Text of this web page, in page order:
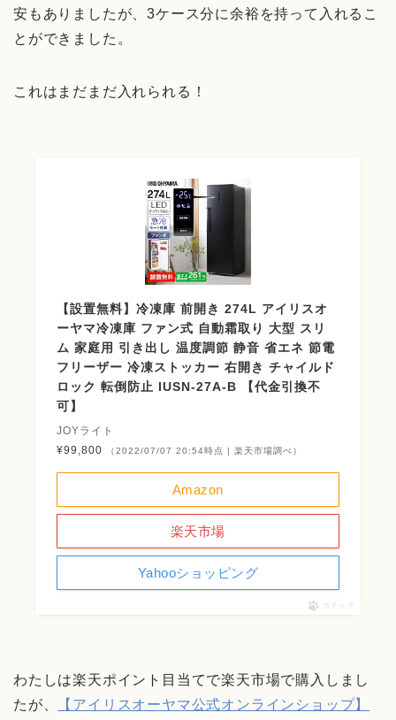
安もありましたが、3ケース分に余裕を持って入れるこ
とができました。
これはまだまだ入れられる！
【設置無料】冷凍庫 前開き 274L アイリスオ
ーヤマ冷凍庫 ファン式 自動霜取り 大型 スリ
ム 家庭用 引き出し 温度調節 静音 省エネ 節電
フリーザー 冷凍ストッカー 右開き チャイルド
ロック 転倒防止 IUSN-27A-B 【代金引換不
可】
JOYライト
¥99,800
（2022/07/07 20:54時点 | 楽天市場調べ）
Amazon
楽天市場
Yahooショッピング
ポチップ
わたしは楽天ポイント目当てで楽天市場で購入しまし
たが、
【アイリスオーヤマ公式オンラインショップ】